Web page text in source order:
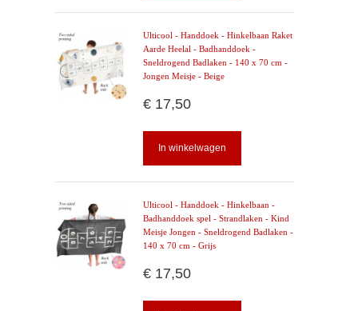
Ulticool - Handdoek - Hinkelbaan Raket
Aarde Heelal - Badhanddoek -
Sneldrogend Badlaken - 140 x 70 cm -
Jongen Meisje - Beige
€ 17,50
In winkelwagen
Ulticool - Handdoek - Hinkelbaan -
Badhanddoek spel - Strandlaken - Kind
Meisje Jongen - Sneldrogend Badlaken -
140 x 70 cm - Grijs
€ 17,50